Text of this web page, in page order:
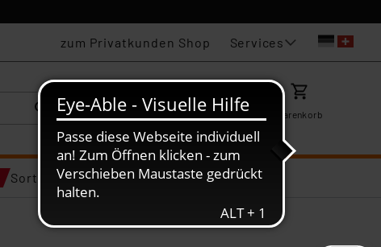
zum Privatkunden Shop Services
KarriereMein ELV Merkzettel Warenkorb
Sortiments-Deals